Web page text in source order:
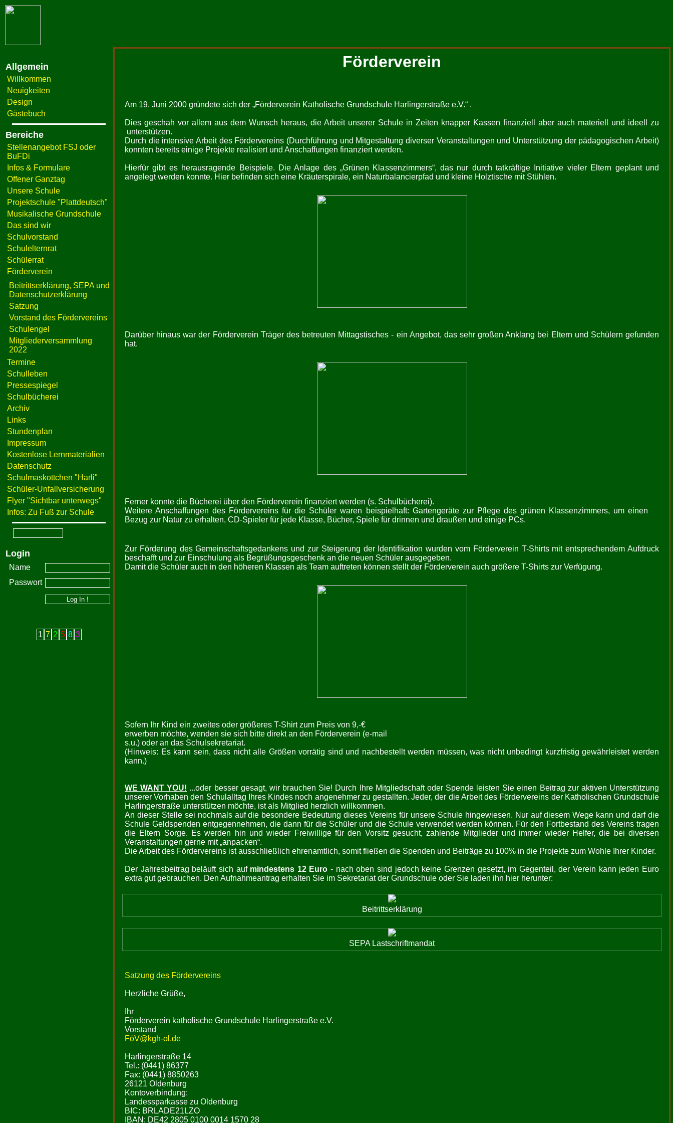
Allgemein
Willkommen
Neuigkeiten
Design
Gästebuch
Bereiche
Stellenangebot FSJ oder
BuFDi
Infos & Formulare
Offener Ganztag
Unsere Schule
Projektschule "Plattdeutsch"
Musikalische Grundschule
Das sind wir
Schulvorstand
Schulelternrat
Schülerrat
Förderverein
Beitrittserklärung, SEPA und
Datenschutzerklärung
Satzung
Vorstand des Fördervereins
Schulengel
Mitgliederversammlung
2022
Termine
Schulleben
Pressespiegel
Schulbücherei
Archiv
Links
Stundenplan
Impressum
Kostenlose Lernmaterialien
Datenschutz
Schulmaskottchen "Harli"
Schüler-Unfallversicherung
Flyer "Sichtbar unterwegs"
Infos: Zu Fuß zur Schule
Login
Name
Passwort
1 7 2 5 8 3
Förderverein
Am 19. Juni 2000 gründete sich der „Förderverein Katholische Grundschule Harlingerstraße e.V.“ .
Dies geschah vor allem aus dem Wunsch heraus, die Arbeit unserer Schule in Zeiten knapper Kassen finanziell aber auch materiell und ideell zu
unterstützen.
Durch die intensive Arbeit des Fördervereins (Durchführung und Mitgestaltung diverser Veranstaltungen und Unterstützung der pädagogischen Arbeit)
konnten bereits einige Projekte realisiert und Anschaffungen finanziert werden.
Hierfür gibt es herausragende Beispiele. Die Anlage des „Grünen Klassenzimmers“, das nur durch tatkräftige Initiative vieler Eltern geplant und
angelegt werden konnte. Hier befinden sich eine Kräuterspirale, ein Naturbalancierpfad und kleine Holztische mit Stühlen.
Darüber hinaus war der Förderverein Träger des betreuten Mittagstisches - ein Angebot, das sehr großen Anklang bei Eltern und Schülern gefunden
hat.
Ferner konnte die Bücherei über den Förderverein finanziert werden (s. Schulbücherei).
Weitere Anschaffungen des Fördervereins für die Schüler waren beispielhaft: Gartengeräte zur Pflege des grünen Klassenzimmers, um einen
Bezug zur Natur zu erhalten, CD-Spieler für jede Klasse, Bücher, Spiele für drinnen und draußen und einige PCs.
Zur Förderung des Gemeinschaftsgedankens und zur Steigerung der Identifikation wurden vom Förderverein T-Shirts mit entsprechendem Aufdruck
beschafft und zur Einschulung als Begrüßungsgeschenk an die neuen Schüler ausgegeben.
Damit die Schüler auch in den höheren Klassen als Team auftreten können stellt der Förderverein auch größere T-Shirts zur Verfügung.
Sofern Ihr Kind ein zweites oder größeres T-Shirt zum Preis von 9,-€
erwerben möchte, wenden sie sich bitte direkt an den Förderverein (e-mail
s.u.) oder an das Schulsekretariat.
(Hinweis: Es kann sein, dass nicht alle Größen vorrätig sind und nachbestellt werden müssen, was nicht unbedingt kurzfristig gewährleistet werden
kann.)
WE WANT YOU! ...oder besser gesagt, wir brauchen Sie! Durch Ihre Mitgliedschaft oder Spende leisten Sie einen Beitrag zur aktiven Unterstützung
unserer Vorhaben den Schulalltag Ihres Kindes noch angenehmer zu gestallten. Jeder, der die Arbeit des Fördervereins der Katholischen Grundschule
Harlingerstraße unterstützen möchte, ist als Mitglied herzlich willkommen.
An dieser Stelle sei nochmals auf die besondere Bedeutung dieses Vereins für unsere Schule hingewiesen. Nur auf diesem Wege kann und darf die
Schule Geldspenden entgegennehmen, die dann für die Schüler und die Schule verwendet werden können. Für den Fortbestand des Vereins tragen
die Eltern Sorge. Es werden hin und wieder Freiwillige für den Vorsitz gesucht, zahlende Mitglieder und immer wieder Helfer, die bei diversen
Veranstaltungen gerne mit „anpacken“.
Die Arbeit des Fördervereins ist ausschließlich ehrenamtlich, somit fließen die Spenden und Beiträge zu 100% in die Projekte zum Wohle Ihrer Kinder.
Der Jahresbeitrag beläuft sich auf mindestens 12 Euro - nach oben sind jedoch keine Grenzen gesetzt, im Gegenteil, der Verein kann jeden Euro
extra gut gebrauchen. Den Aufnahmeantrag erhalten Sie im Sekretariat der Grundschule oder Sie laden ihn hier herunter:
Beitrittserklärung
SEPA Lastschriftmandat
Satzung des Fördervereins
Herzliche Grüße,
Ihr
Förderverein katholische Grundschule Harlingerstraße e.V.
Vorstand
FöV@kgh-ol.de
Harlingerstraße 14
Tel.: (0441) 86377
Fax: (0441) 8850263
26121 Oldenburg
Kontoverbindung:
Landessparkasse zu Oldenburg
BIC: BRLADE21LZO
IBAN: DE42 2805 0100 0014 1570 28